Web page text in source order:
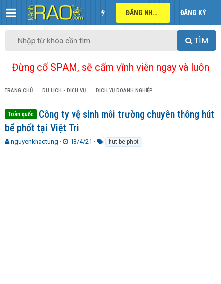
ĐĂNG NHẬP ĐĂNG KÝ
TÌM
Đừng cố SPAM, sẽ cấm vĩnh viễn ngay và luôn
TRANG CHỦ DU LỊCH - DỊCH VỤ DỊCH VỤ DOANH NGHIỆP
Toàn quốc
Công ty vệ sinh môi trường chuyên thông hút
bể phốt tại Việt Trì
T
nguyenkhactung
N
13/4/21 hut be phot